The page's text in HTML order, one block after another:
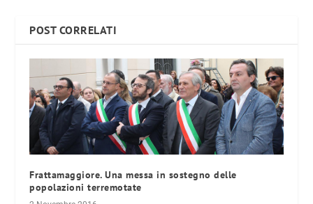
POST CORRELATI
Frattamaggiore. Una messa in sostegno delle
popolazioni terremotate